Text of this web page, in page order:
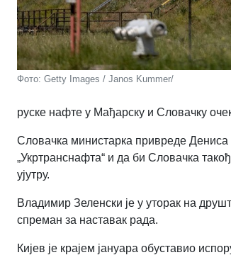
Фото: Getty Images / Janos Kummer/
руске нафте у Мађарску и Словачку
Словачка министарка привреде Дениса
„Укртранснафта“ и да би Словачка
ујутру.
Владимир Зеленски је у уторак на
спреман за наставак рада.
Кијев је крајем јануара обуставио